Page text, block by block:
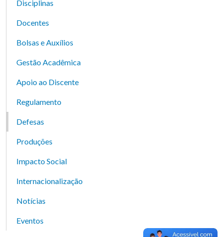
Disciplinas
Docentes
Bolsas e Auxílios
Gestão Acadêmica
Apoio ao Discente
Regulamento
Defesas
Produções
Impacto Social
Internacionalização
Notícias
Eventos